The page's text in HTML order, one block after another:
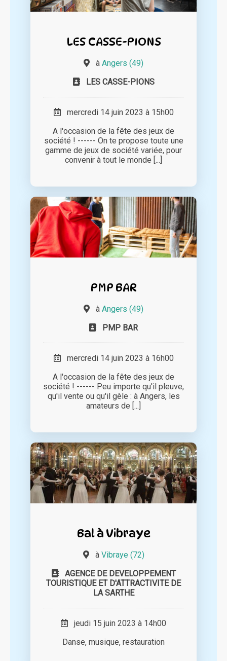
LES CASSE-PIONS
à Angers (49)
LES CASSE-PIONS
mercredi 14 juin 2023 à 15h00
A l'occasion de la fête des jeux de
société ! ------ On te propose toute une
gamme de jeux de société variée, pour
convenir à tout le monde [...]
PMP BAR
à Angers (49)
PMP BAR
mercredi 14 juin 2023 à 16h00
A l'occasion de la fête des jeux de
société ! ------ Peu importe qu'il pleuve,
qu'il vente ou qu'il gèle : à Angers, les
amateurs de [...]
Bal à Vibraye
à Vibraye (72)
AGENCE DE DEVELOPPEMENT
TOURISTIQUE ET D'ATTRACTIVITE DE
LA SARTHE
jeudi 15 juin 2023 à 14h00
Danse, musique, restauration